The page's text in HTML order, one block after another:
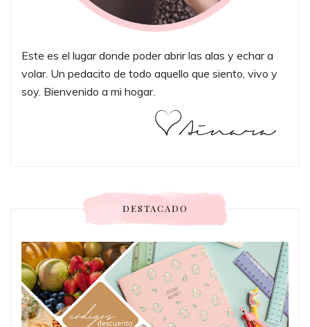
Este es el lugar donde poder abrir las alas y echar a
volar. Un pedacito de todo aquello que siento, vivo y
soy. Bienvenido a mi hogar.
DESTACADO